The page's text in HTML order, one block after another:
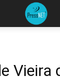
Vieira